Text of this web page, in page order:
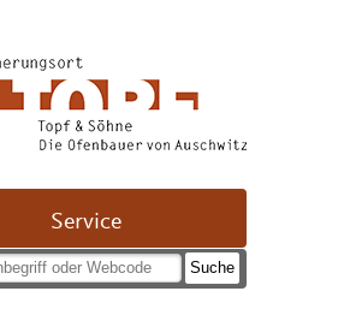
Service